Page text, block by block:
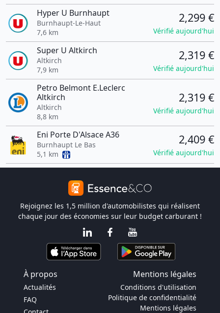
Hyper U Burnhaupt
Burnhaupt-Le-Haut
7,6 km
2,299 €
Vérifié aujourd'hui
Super U Altkirch
Altkirch
7,9 km
2,319 €
Vérifié aujourd'hui
Petro Belmont E.Leclerc
Altkirch
Altkirch
8,8 km
2,319 €
Vérifié aujourd'hui
Eni Porte D'Alsace A36
Burnhaupt Le Bas
5,1 km
2,409 €
Vérifié aujourd'hui
Rejoignez les 1,5 million d'automobilistes qui réalisent
chaque jour des économies sur leur budget carburant !
À propos Mentions légales
Actualités
FAQ
Conditions d'utilisation
Politique de confidentialité
Mentions légales